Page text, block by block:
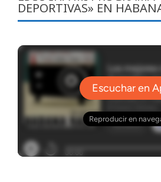
DEPORTIVAS» EN